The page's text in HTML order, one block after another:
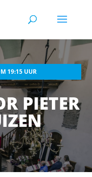
19:15 UUR
PIETER